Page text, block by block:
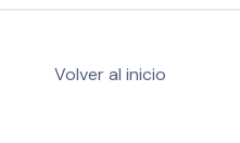
Volver al inicio